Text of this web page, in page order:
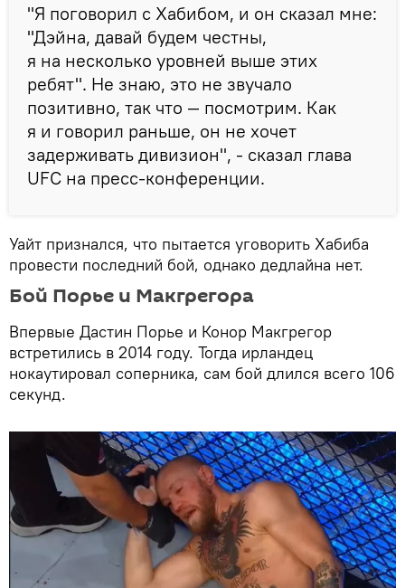
"Я поговорил с Хабибом, и он сказал мне:
"Дэйна, давай будем честны,
я на несколько уровней выше этих
ребят". Не знаю, это не звучало
позитивно, так что — посмотрим. Как
я и говорил раньше, он не хочет
задерживать дивизион", - сказал глава
UFC на пресс-конференции.
Уайт признался, что пытается уговорить Хабиба
провести последний бой, однако дедлайна нет.
Бой Порье и Макгрегора
Впервые Дастин Порье и Конор Макгрегор
встретились в 2014 году. Тогда ирландец
нокаутировал соперника, сам бой длился всего 106
секунд.